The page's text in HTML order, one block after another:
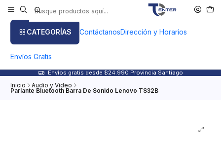
CATEGORÍAS ContáctanosDirección y Horarios
Envíos Gratis
Envíos gratis desde $24.990 Provincia Santiago
Inicio Audio y Video
Parlante Bluetooth Barra De Sonido Lenovo TS32B